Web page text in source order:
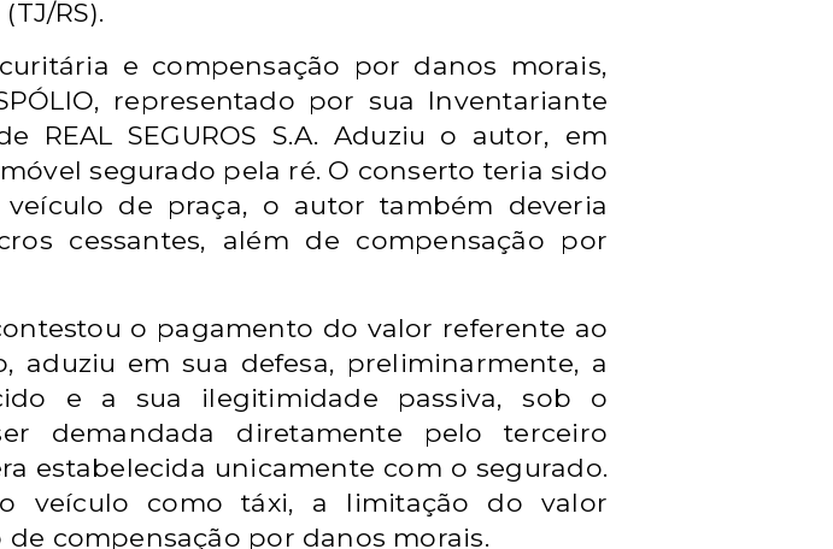
RS).
e compensação por danos morais,
representado por sua Inventariante
REAL SEGUROS S.A. Aduziu o autor, em
segurado pela ré. O conserto teria sido
de praça, o autor também deveria
cessantes, além de compensação por
contestou o pagamento do valor referente ao
aduziu em sua defesa, preliminarmente, a
e a sua ilegitimidade passiva, sob o
demandada diretamente pelo terceiro
estabelecida unicamente com o segurado.
veículo como táxi, a limitação do valor
compensação por danos morais.